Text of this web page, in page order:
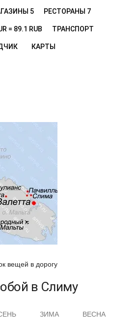
5 РЕСТОРАНЫ 7
= 89.1 RUB ТРАНСПОРТ
КАРТЫ
вещей в дорогу
в Слиму
ЗИМА ВЕСНА